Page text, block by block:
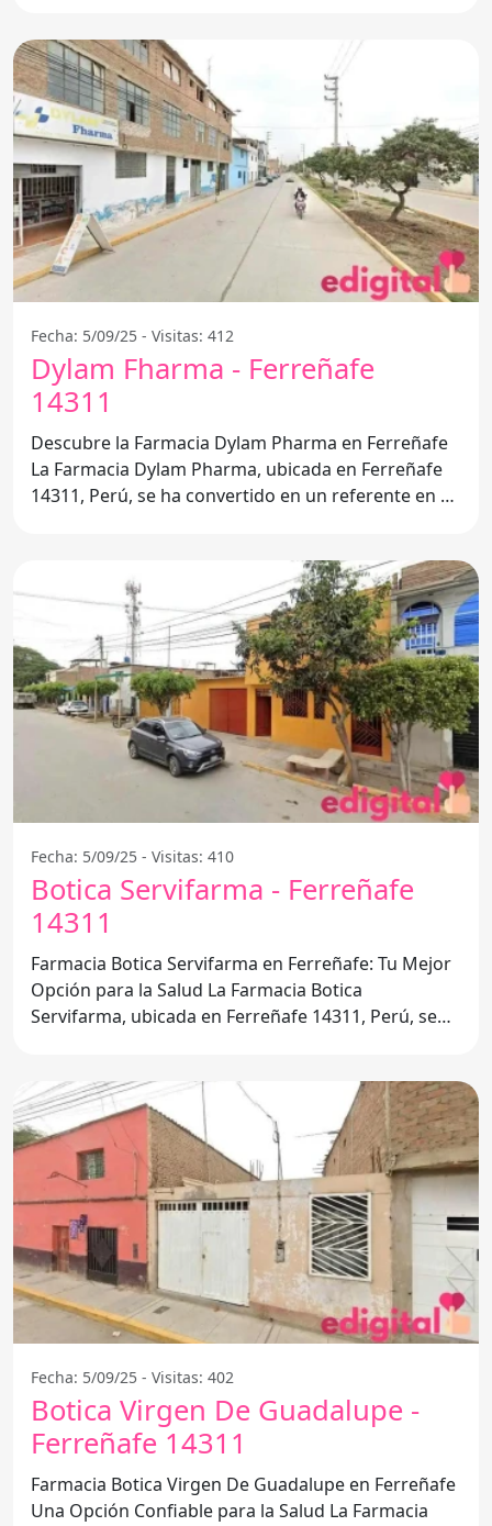
Fecha: 5/09/25 - Visitas: 412
Dylam Fharma - Ferreñafe
14311
Descubre la Farmacia Dylam Pharma en Ferreñafe
La Farmacia Dylam Pharma, ubicada en Ferreñafe
14311, Perú, se ha convertido en un referente en el
Fecha: 5/09/25 - Visitas: 410
Botica Servifarma - Ferreñafe
14311
Farmacia Botica Servifarma en Ferreñafe: Tu Mejor
Opción para la Salud La Farmacia Botica
Servifarma, ubicada en Ferreñafe 14311, Perú, se
Fecha: 5/09/25 - Visitas: 402
Botica Virgen De Guadalupe -
Ferreñafe 14311
Farmacia Botica Virgen De Guadalupe en Ferreñafe
Una Opción Confiable para la Salud La Farmacia